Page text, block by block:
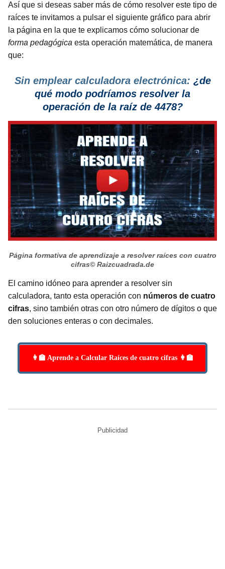
Así que si deseas saber más de cómo resolver este tipo de
raíces te invitamos a pulsar el siguiente gráfico para abrir
la página en la que te explicamos cómo solucionar de
forma pedagógica esta operación matemática, de manera
que:
Sin emplear calculadora electrónica: ¿de
qué modo podríamos resolver la
operación de la raíz de 4478?
Página formativa de aprendizaje a resolver raíces con cuatro
cifras© Raizcuadrada.de
El camino idóneo para aprender a resolver sin
calculadora, tanto esta operación con números de cuatro
cifras, sino también otras con otro número de dígitos o que
den soluciones enteras o con decimales.
👩‍🏫 Aprende a Calcular Raíces de cuatro cifras 👩‍🏫
Publicidad